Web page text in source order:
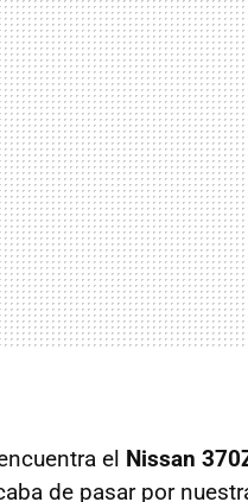
el Nissan
de pasar por